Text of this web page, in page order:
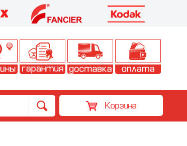
Корзина